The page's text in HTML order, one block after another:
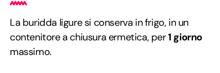
La buridda ligure si conserva in frigo, in un
contenitore a chiusura ermetica, per1 giorno
massimo.